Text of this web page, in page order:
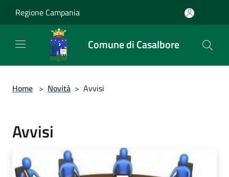
Regione Campania
Comune di Casalbore
Home > Novità > Avvisi
Avvisi